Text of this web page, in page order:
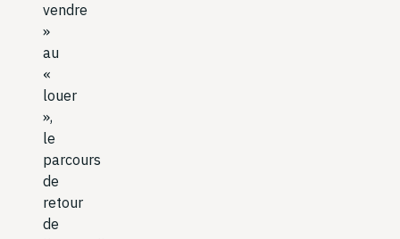
vendre
»
au
«
louer
»,
le
parcours
de
retour
de